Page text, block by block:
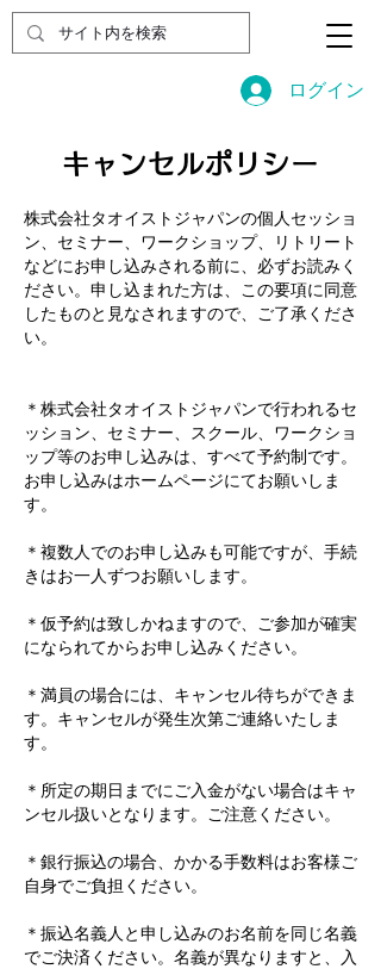
ログイン
キャンセルポリシー
株式会社タオイストジャパンの個人セッショ
ン、セミナー、ワークショップ、リトリート
などにお申し込みされる前に、必ずお読みく
ださい。申し込まれた方は、この要項に同意
したものと見なされますので、ご了承くださ
い。
＊株式会社タオイストジャパンで行われるセ
ッション、セミナー、スクール、ワークショ
ップ等のお申し込みは、すべて予約制です。
お申し込みはホームページにてお願いしま
す。
＊複数人でのお申し込みも可能ですが、手続
きはお一人ずつお願いします。
＊仮予約は致しかねますので、ご参加が確実
になられてからお申し込みください。
＊満員の場合には、キャンセル待ちができま
す。キャンセルが発生次第ご連絡いたしま
す。
＊所定の期日までにご入金がない場合はキャ
ンセル扱いとなります。ご注意ください。
＊銀行振込の場合、かかる手数料はお客様ご
自身でご負担ください。
＊振込名義人と申し込みのお名前を同じ名義
でご決済ください。名義が異なりますと、入